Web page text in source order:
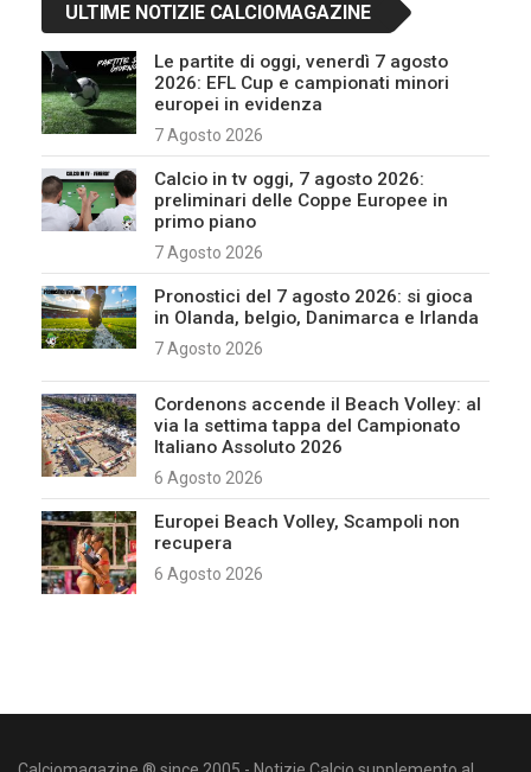
ULTIME NOTIZIE CALCIOMAGAZINE
Le partite di oggi, venerdì 7 agosto
2026: EFL Cup e campionati minori
europei in evidenza
7 Agosto 2026
Calcio in tv oggi, 7 agosto 2026:
preliminari delle Coppe Europee in
primo piano
7 Agosto 2026
Pronostici del 7 agosto 2026: si gioca
in Olanda, belgio, Danimarca e Irlanda
7 Agosto 2026
Cordenons accende il Beach Volley: al
via la settima tappa del Campionato
Italiano Assoluto 2026
6 Agosto 2026
Europei Beach Volley, Scampoli non
recupera
6 Agosto 2026